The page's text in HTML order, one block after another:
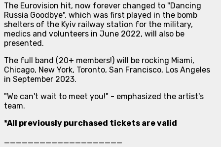
The Eurovision hit, now forever changed to "Dancing
Russia Goodbye", which was first played in the bomb
shelters of the Kyiv railway station for the military,
medics and volunteers in June 2022, will also be
presented.
The full band (20+ members!) will be rocking Miami,
Chicago, New York, Toronto, San Francisco, Los Angeles
in September 2023.
"We can't wait to meet you!" - emphasized the artist's
team.
*All previously purchased tickets are valid
____________________